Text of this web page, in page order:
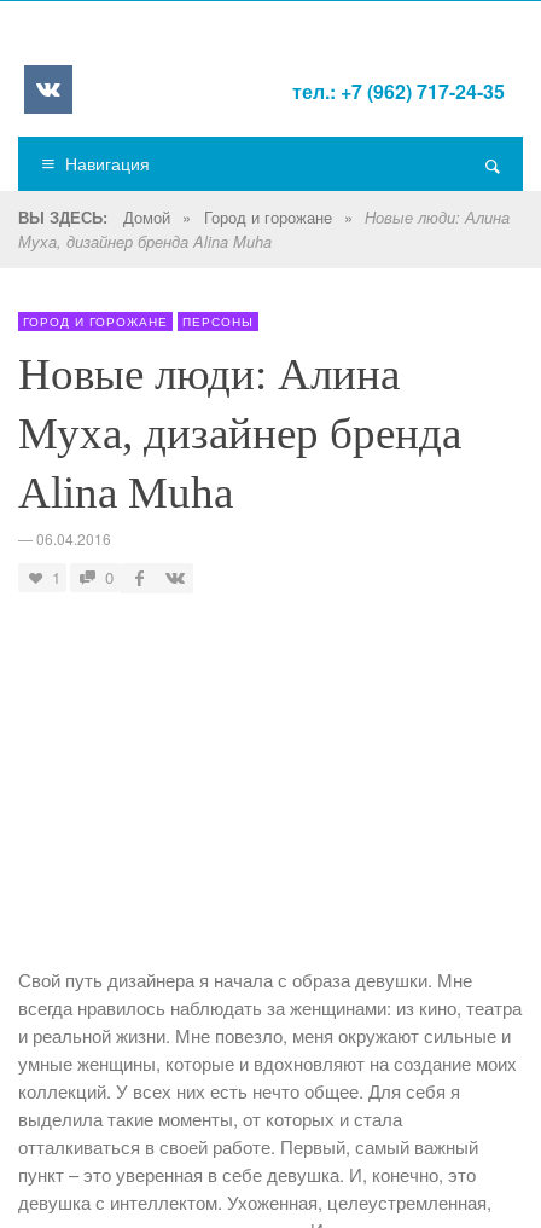
тел.: +7 (962) 717-24-35
Навигация
ВЫ ЗДЕСЬ: Домой » Город и горожане »
Новые люди: Алина
Муха, дизайнер бренда Alina Muha
ГОРОД И ГОРОЖАНЕ ПЕРСОНЫ
Новые люди: Алина
Муха, дизайнер бренда
Alina Muha
—06.04.2016
1 0
Свой путь дизайнера я начала с образа девушки. Мне
всегда нравилось наблюдать за женщинами: из кино, театра
и реальной жизни. Мне повезло, меня окружают сильные и
умные женщины, которые и вдохновляют на создание моих
коллекций. У всех них есть нечто общее. Для себя я
выделила такие моменты, от которых и стала
отталкиваться в своей работе. Первый, самый важный
пункт – это уверенная в себе девушка. И, конечно, это
девушка с интеллектом. Ухоженная, целеустремленная,